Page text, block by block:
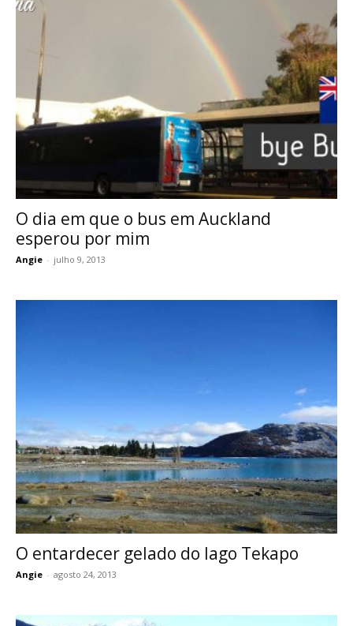
O dia em que o bus em Auckland
esperou por mim
Angie - julho 9, 2013
O entardecer gelado do lago Tekapo
Angie - agosto 24, 2013